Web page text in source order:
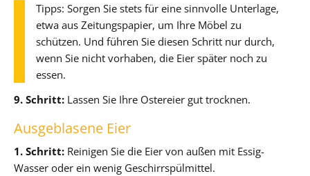
Tipps: Sorgen Sie stets für eine sinnvolle Unterlage,
etwa aus Zeitungspapier, um Ihre Möbel zu
schützen. Und führen Sie diesen Schritt nur durch,
wenn Sie nicht vorhaben, die Eier später noch zu
essen.
9. Schritt: Lassen Sie Ihre Ostereier gut trocknen.
Ausgeblasene Eier
1. Schritt: Reinigen Sie die Eier von außen mit Essig-
Wasser oder ein wenig Geschirrspülmittel.